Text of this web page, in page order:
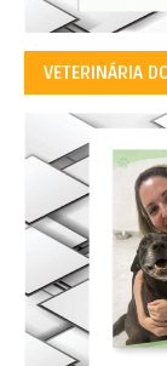
VETERINÁRIA